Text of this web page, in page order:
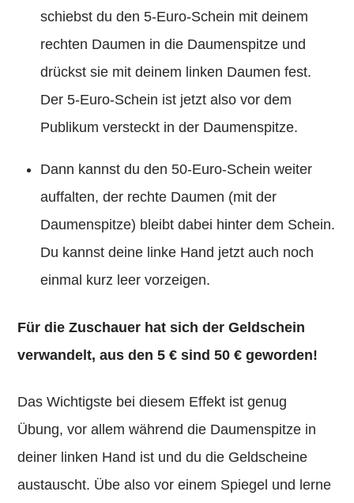
schiebst du den 5-Euro-Schein mit deinem
rechten Daumen in die Daumenspitze und
drückst sie mit deinem linken Daumen fest.
Der 5-Euro-Schein ist jetzt also vor dem
Publikum versteckt in der Daumenspitze.
Dann kannst du den 50-Euro-Schein weiter
auffalten, der rechte Daumen (mit der
Daumenspitze) bleibt dabei hinter dem Schein.
Du kannst deine linke Hand jetzt auch noch
einmal kurz leer vorzeigen.
Für die Zuschauer hat sich der Geldschein
verwandelt, aus den 5 € sind 50 € geworden!
Das Wichtigste bei diesem Effekt ist genug
Übung, vor allem während die Daumenspitze in
deiner linken Hand ist und du die Geldscheine
austauscht. Übe also vor einem Spiegel und lerne